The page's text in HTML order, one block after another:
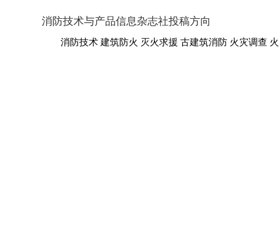
消防技术与产品信息杂志社投稿方向
消防技术 建筑防火 灭火求援 古建筑消防 火灾调查